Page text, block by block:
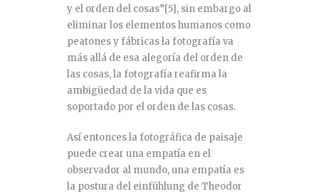
y el orden del cosas”[5], sin embargo al
eliminar los elementos humanos como
peatones y fábricas la fotografía va
más allá de esa alegoría del orden de
las cosas, la fotografía reafirma la
ambigüedad de la vida que es
soportado por el orden de las cosas.
Así entonces la fotográfica de paisaje
puede crear una empatía en el
observador al mundo, una empatía es
la postura del einfühlung de Theodor